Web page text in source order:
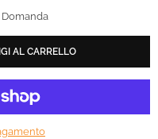
Domanda
AL CARRELLO